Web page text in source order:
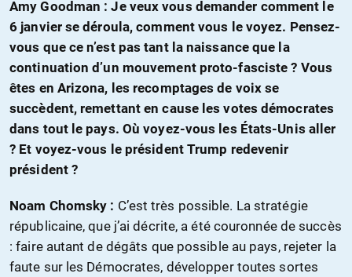
Amy Goodman : Je veux vous demander comment le
6 janvier se déroula, comment vous le voyez. Pensez-
vous que ce n’est pas tant la naissance que la
continuation d’un mouvement proto-fasciste ? Vous
êtes en Arizona, les recomptages de voix se
succèdent, remettant en cause les votes démocrates
dans tout le pays. Où voyez-vous les États-Unis aller
? Et voyez-vous le président Trump redevenir
président ?
Noam Chomsky : C’est très possible. La stratégie
républicaine, que j’ai décrite, a été couronnée de succès
: faire autant de dégâts que possible au pays, rejeter la
faute sur les Démocrates, développer toutes sortes